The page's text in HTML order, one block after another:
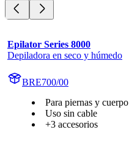
Epilator Series 8000
Depiladora en seco y húmedo
BRE700/00
Para piernas y cuerpo
Uso sin cable
+3 accesorios